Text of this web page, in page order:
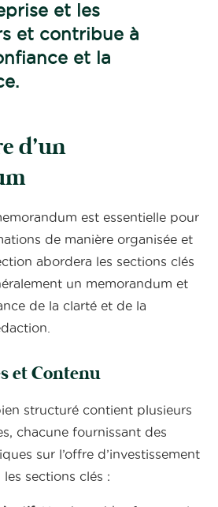
et les
et contribue à
et la
d’un
est essentielle pour
de manière organisée et
abordera les sections clés
un memorandum et
de la clarté et de la
et Contenu
structuré contient plusieurs
chacune fournissant des
sur l’offre d’investissement
les sections clés :